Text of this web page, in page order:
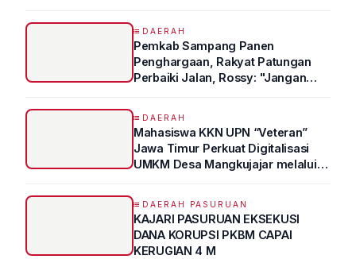
DAERAH
Pemkab Sampang Panen
Penghargaan, Rakyat Patungan
Perbaiki Jalan, Rossy: "Jangan
DAERAH
Mahasiswa KKN UPN “Veteran”
Jawa Timur Perkuat Digitalisasi
UMKM Desa Mangkujajar melalui
DAERAH PASURUAN
KAJARI PASURUAN EKSEKUSI
DANA KORUPSI PKBM CAPAI
KERUGIAN 4 M